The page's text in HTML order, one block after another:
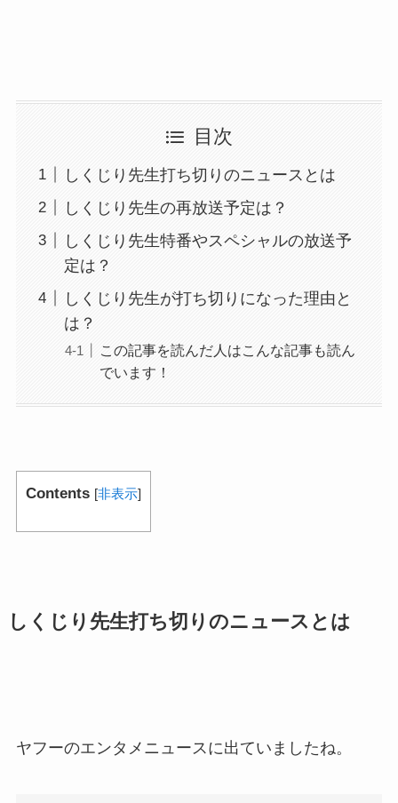
目次
しくじり先生打ち切りのニュースとは
しくじり先生の再放送予定は？
しくじり先生特番やスペシャルの放送予
定は？
しくじり先生が打ち切りになった理由と
は？
この記事を読んだ人はこんな記事も読ん
でいます！
Contents [非表示]
しくじり先生打ち切りのニュースとは
ヤフーのエンタメニュースに出ていましたね。